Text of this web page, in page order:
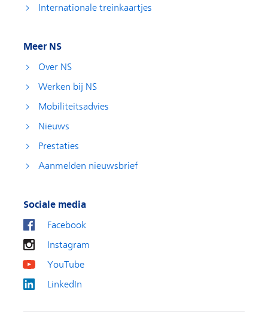
Internationale treinkaartjes
Meer NS
Over NS
Werken bij NS
Mobiliteitsadvies
Nieuws
Prestaties
Aanmelden nieuwsbrief
Sociale media
Facebook
Instagram
YouTube
LinkedIn